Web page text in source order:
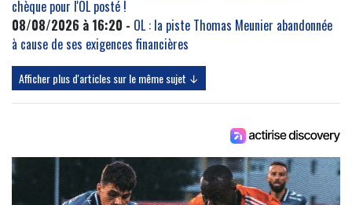
chèque pour l'OL posté !
08/08/2026 à 16:20 - OL : la piste Thomas Meunier abandonnée
à cause de ses exigences financières
Afficher plus d'articles sur le même sujet ↓